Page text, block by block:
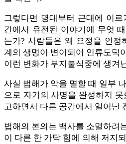
그렇다면 명대부터 근대에 이
간에서 유전된 이야기에 무엇
는가? 사람들은 왜 요정을 인정
계의 생명이 변이되어 인류도덕
이런 변화가 부지불식중에 생겨
사실 법해가 악을 멸할 때 일부
으로 자기의 사명을 완성하지 못
고하면서 다른 공간에서 일어난
법해의 본의는 백사를 소멸하려
이 다른 한 가닥 힘에 의해 저지